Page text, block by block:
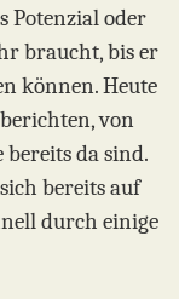
Potenzial oder
braucht, bis er
können. Heute
von
bereits da sind.
bereits auf
durch einige